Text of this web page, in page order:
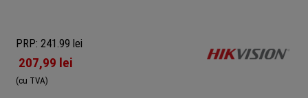
PRP: 241.99 lei
207,99 lei
(cu TVA)